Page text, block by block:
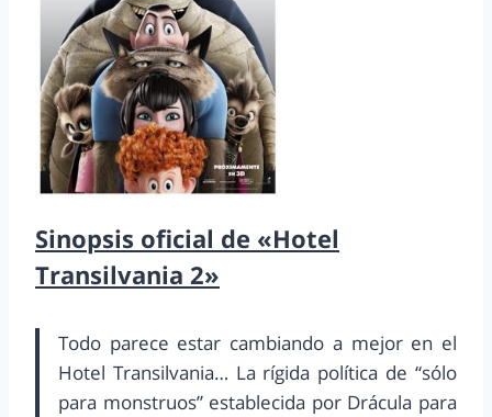
Sinopsis oficial de «Hotel
Transilvania 2»
Todo parece estar cambiando a mejor en el
Hotel Transilvania… La rígida política de “sólo
para monstruos” establecida por Drácula para